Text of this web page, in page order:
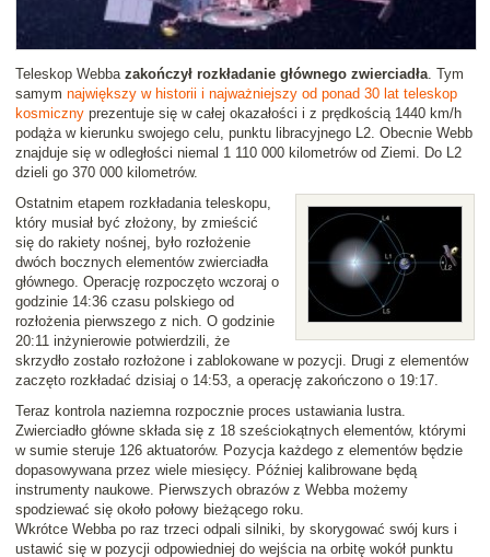
Teleskop Webba zakończył rozkładanie głównego zwierciadła. Tym
samym największy w historii i najważniejszy od ponad 30 lat teleskop
kosmiczny prezentuje się w całej okazałości i z prędkością 1440 km/h
podąża w kierunku swojego celu, punktu libracyjnego L2. Obecnie Webb
znajduje się w odległości niemal 1 110 000 kilometrów od Ziemi. Do L2
dzieli go 370 000 kilometrów.
Ostatnim etapem rozkładania teleskopu,
który musiał być złożony, by zmieścić
się do rakiety nośnej, było rozłożenie
dwóch bocznych elementów zwierciadła
głównego. Operację rozpoczęto wczoraj o
godzinie 14:36 czasu polskiego od
rozłożenia pierwszego z nich. O godzinie
20:11 inżynierowie potwierdzili, że
skrzydło zostało rozłożone i zablokowane w pozycji. Drugi z elementów
zaczęto rozkładać dzisiaj o 14:53, a operację zakończono o 19:17.
Teraz kontrola naziemna rozpocznie proces ustawiania lustra.
Zwierciadło główne składa się z 18 sześciokątnych elementów, którymi
w sumie steruje 126 aktuatorów. Pozycja każdego z elementów będzie
dopasowywana przez wiele miesięcy. Później kalibrowane będą
instrumenty naukowe. Pierwszych obrazów z Webba możemy
spodziewać się około połowy bieżącego roku.
Wkrótce Webba po raz trzeci odpali silniki, by skorygować swój kurs i
ustawić się w pozycji odpowiedniej do wejścia na orbitę wokół punktu